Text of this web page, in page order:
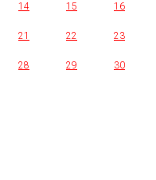
14 15 16
21 22 23
28 29 30